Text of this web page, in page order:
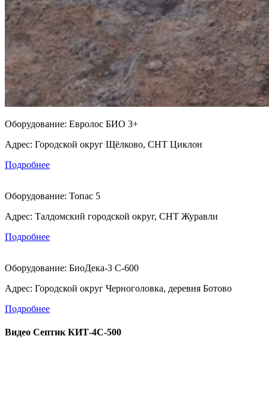
Оборудование: Евролос БИО 3+
Адрес: Городской округ Щёлково, СНТ Циклон
Подробнее
Оборудование: Топас 5
Адрес: Талдомский городской округ, СНТ Журавли
Подробнее
Оборудование: БиоДека-3 С-600
Адрес: Городской округ Черноголовка, деревня Ботово
Подробнее
Видео Септик КИТ-4С-500